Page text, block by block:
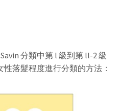
分類中第 l 級到第 ll-2 級
性落髮程度進行分類的方法：